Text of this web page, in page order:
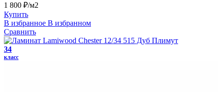
1 800 ₽/м2
Купить
В избранное В избранном
Сравнить
34
класс